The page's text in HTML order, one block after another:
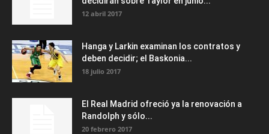
12 abril 2017
Hanga y Larkin examinan los contratos y
deben decidir; el Baskonia...
18 julio 2017
El Real Madrid ofreció ya la renovación a
Randolph y sólo...
20 febrero 2017